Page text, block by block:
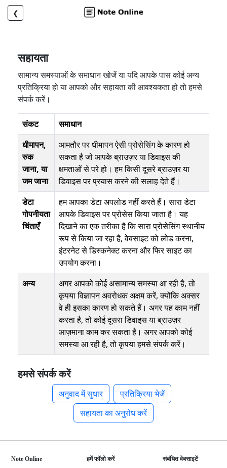
❮
सहायता
सामान्य समस्याओं के समाधान खोजें या यदि आपके पास कोई अन्य
प्रतिक्रिया हो या आपको और सहायता की आवश्यकता हो तो हमसे
संपर्क करें।
संकट
समाधान
धीमापन,
रुक
जाना, या
जम जाना
आमतौर पर धीमापन ऐसी प्रोसेसिंग के कारण हो
सकता है जो आपके ब्राउज़र या डिवाइस की
क्षमताओं से परे हो। हम किसी दूसरे ब्राउज़र या
डिवाइस पर प्रयास करने की सलाह देते हैं।
डेटा
गोपनीयता
चिंताएँ
हम आपका डेटा अपलोड नहीं करते हैं। सारा डेटा
आपके डिवाइस पर प्रोसेस किया जाता है। यह
दिखाने का एक तरीका है कि सारा प्रोसेसिंग स्थानीय
रूप से किया जा रहा है, वेबसाइट को लोड करना,
इंटरनेट से डिस्कनेक्ट करना और फिर साइट का
उपयोग करना।
अन्य
अगर आपको कोई असामान्य समस्या आ रही है, तो
कृपया विज्ञापन अवरोधक अक्षम करें, क्योंकि अक्सर
वे ही इसका कारण हो सकते हैं। अगर यह काम नहीं
करता है, तो कोई दूसरा डिवाइस या ब्राउज़र
आज़माना काम कर सकता है। अगर आपको कोई
समस्या आ रही है, तो कृपया हमसे संपर्क करें।
हमसे संपर्क करें
अनुवाद में सुधार
प्रतिक्रिया भेजें
सहायता का अनुरोध करें
Note Online हमें फॉलो करें संबंधित वेबसाइटें